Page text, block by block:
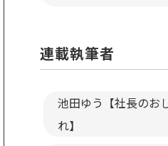
連載執筆者
池田ゆう【社長のお
れ】